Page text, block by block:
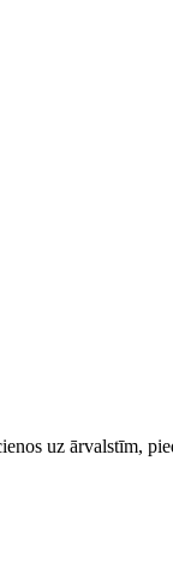
uz ārvalstīm,